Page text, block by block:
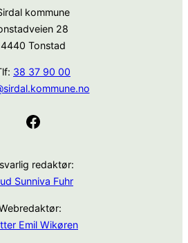
kommune
28
4440 Tonstad
38 37 90 00
Facebook
redaktør:
Sunniva Fuhr
Emil Wikøren